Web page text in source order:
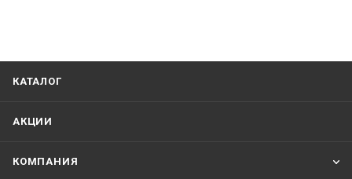
КАТАЛОГ
АКЦИИ
КОМПАНИЯ